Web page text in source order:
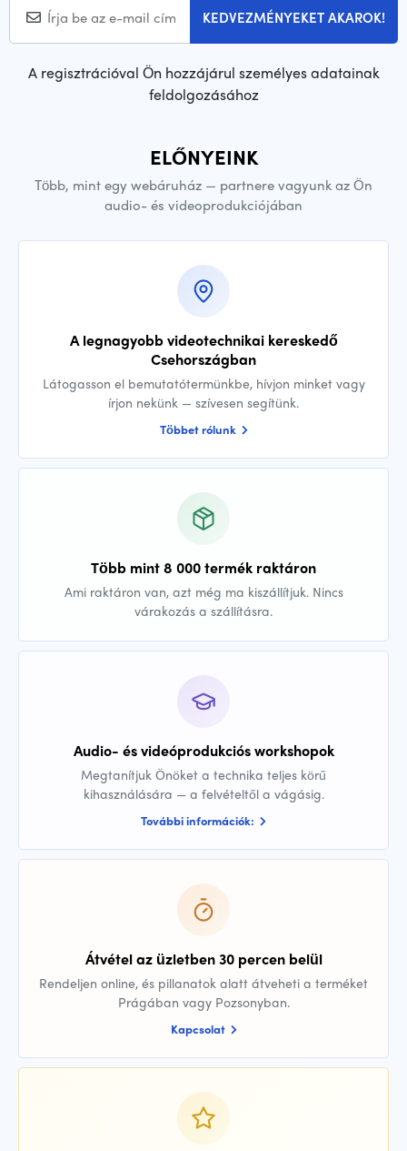
KEDVEZMÉNYEKET AKAROK!
A regisztrációval Ön hozzájárul személyes adatainak
feldolgozásához
ELŐNYEINK
Több, mint egy webáruház — partnere vagyunk az Ön
audio- és videoprodukciójában
A legnagyobb videotechnikai kereskedő
Csehországban
Látogasson el bemutatótermünkbe, hívjon minket vagy
írjon nekünk — szívesen segítünk.
Többet rólunk
Több mint 8 000 termék raktáron
Ami raktáron van, azt még ma kiszállítjuk. Nincs
várakozás a szállításra.
Audio- és videóprodukciós workshopok
Megtanítjuk Önöket a technika teljes körű
kihasználására — a felvételtől a vágásig.
További információk:
Átvétel az üzletben 30 percen belül
Rendeljen online, és pillanatok alatt átveheti a terméket
Prágában vagy Pozsonyban.
Kapcsolat